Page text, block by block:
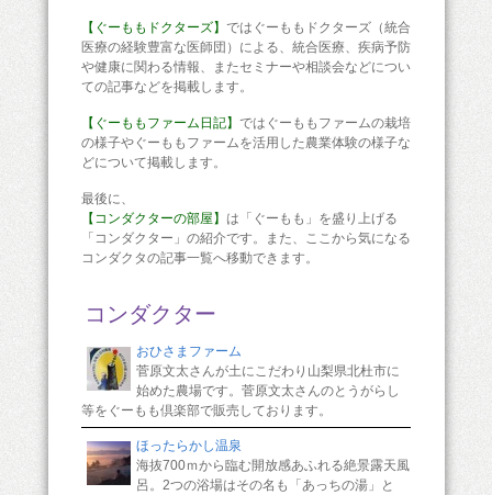
【ぐーももドクターズ】 ではぐーももドクターズ（統合
医療の経験豊富な医師団）による、統合医療、疾病予防
や健康に関わる情報、またセミナーや相談会などについ
ての記事などを掲載します。
【ぐーももファーム日記】 ではぐーももファームの栽培
の様子やぐーももファームを活用した農業体験の様子な
どについて掲載します。
最後に、
【コンダクターの部屋】 は「ぐーもも」を盛り上げる
「コンダクター」の紹介です。また、ここから気になる
コンダクタの記事一覧へ移動できます。
コンダクター
おひさまファーム
菅原文太さんが土にこだわり山梨県北杜市に
始めた農場です。菅原文太さんのとうがらし
等をぐーもも倶楽部で販売しております。
ほったらかし温泉
海抜700ｍから臨む開放感あふれる絶景露天風
呂。2つの浴場はその名も「あっちの湯」と